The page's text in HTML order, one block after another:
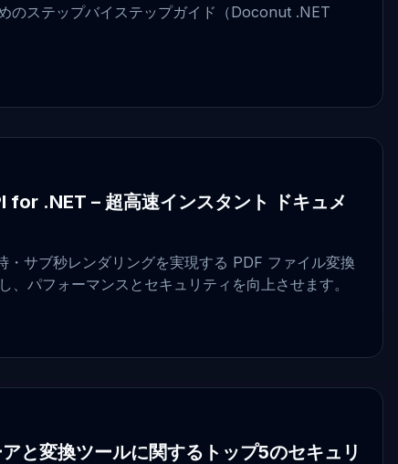
のステップバイステップガイド（Doconut .NET
for .NET – 超高速インスタント ドキュメ
・サブ秒レンダリングを実現する PDF ファイル変換
、パフォーマンスとセキュリティを向上させます。
と変換ツールに関するトップ5のセキュリ